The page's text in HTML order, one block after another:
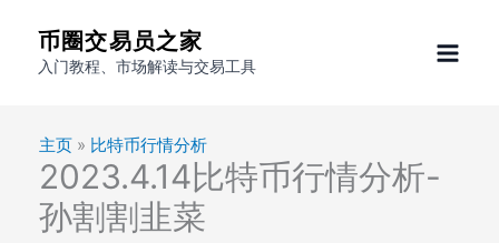
币圈交易员之家
入门教程、市场解读与交易工具
主页 » 比特币行情分析
2023.4.14比特币行情分析-
孙割割韭菜